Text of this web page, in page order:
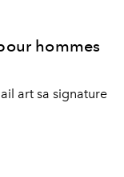
hommes
art sa signature